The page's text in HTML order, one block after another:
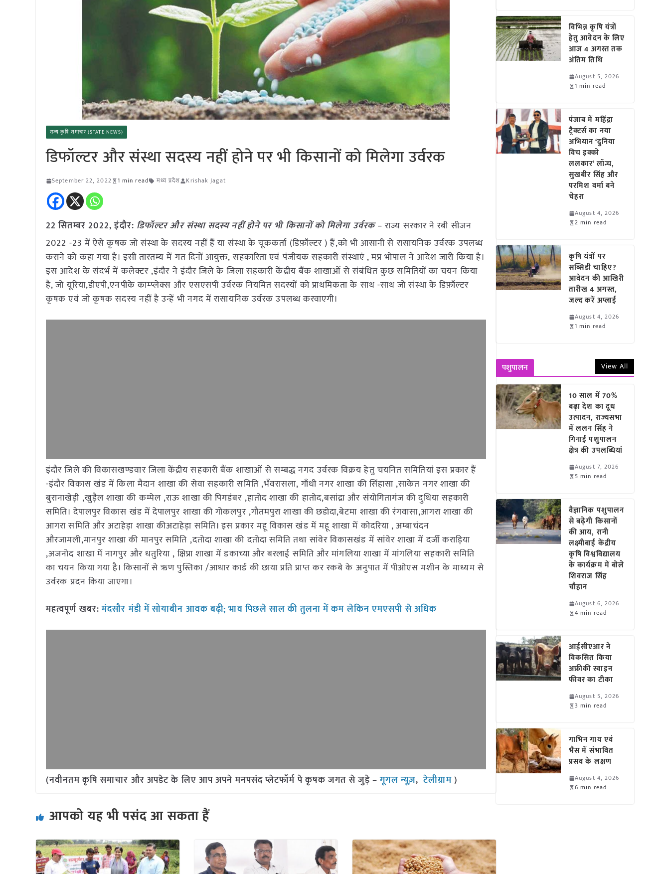
राज्य कृषि समाचार (STATE NEWS)
डिफॉल्टर और संस्था सदस्य नहीं होने पर भी किसानों को मिलेगा उर्वरक
September 22, 2022 1 min read मध्य प्रदेश Krishak Jagat
22 सितम्बर 2022, इंदौर: डिफॉल्टर और संस्था सदस्य नहीं होने पर भी किसानों को मिलेगा उर्वरक– राज्य सरकार ने रबी सीजन
2022 -23 में ऐसे कृषक जो संस्था के सदस्य नहीं हैं या संस्था के चूककर्ता (डिफ़ॉल्टर ) हैं,को भी आसानी से रासायनिक उर्वरक उपलब्ध
कराने को कहा गया है। इसी तारतम्य में गत दिनों आयुक्त, सहकारिता एवं पंजीयक सहकारी संस्थाएं , मप्र भोपाल ने आदेश जारी किया है।
इस आदेश के संदर्भ में कलेक्टर ,इंदौर ने इंदौर जिले के जिला सहकारी केंद्रीय बैंक शाखाओं से संबंधित कुछ समितियों का चयन किया
है, जो यूरिया,डीएपी,एनपीके काम्प्लेक्स और एसएसपी उर्वरक नियमित सदस्यों को प्राथमिकता के साथ -साथ जो संस्था के डिफ़ॉल्टर
कृषक एवं जो कृषक सदस्य नहीं है उन्हें भी नगद में रासायनिक उर्वरक उपलब्ध करवाएगी।
इंदौर जिले की विकासखण्डवार जिला केंद्रीय सहकारी बैंक शाखाओं से सम्बद्ध नगद उर्वरक विक्रय हेतु चयनित समितियां इस प्रकार हैं
-इंदौर विकास खंड में किला मैदान शाखा की सेवा सहकारी समिति ,भँवरासला, गाँधी नगर शाखा की सिंहासा ,साकेत नगर शाखा की
बुरानाखेड़ी ,खुड़ैल शाखा की कम्पेल ,राऊ शाखा की पिगडंबर ,हातोद शाखा की हातोद,बसांद्रा और संयोगितागंज की दुधिया सहकारी
समिति। देपालपुर विकास खंड में देपालपुर शाखा की गोकलपुर ,गौतमपुरा शाखा की छडोदा,बेटमा शाखा की रंगवासा,आगरा शाखा की
आगरा समिति और अटाहेड़ा शाखा कीअटाहेड़ा समिति। इस प्रकार महू विकास खंड में महू शाखा में कोदरिया , अम्बाचंदन
औरजामली,मानपुर शाखा की मानपुर समिति ,दतोदा शाखा की दतोदा समिति तथा सांवेर विकासखंड में सांवेर शाखा में दर्जी कराड़िया
,अजनोद शाखा में नागपुर और धतुरिया , क्षिप्रा शाखा में डकाच्या और बरलाई समिति और मांगलिया शाखा में मांगलिया सहकारी समिति
का चयन किया गया है। किसानों से ऋण पुस्तिका /आधार कार्ड की छाया प्रति प्राप्त कर रकबे के अनुपात में पीओएस मशीन के माध्यम से
उर्वरक प्रदन किया जाएगा।
महत्वपूर्ण खबर:मंदसौर मंडी में सोयाबीन आवक बढ़ी; भाव पिछले साल की तुलना में कम लेकिन एमएसपी से अधिक
(नवीनतम कृषि समाचार और अपडेट के लिए आप अपने मनपसंद प्लेटफॉर्म पे कृषक जगत से जुड़े –गूगल न्यूज़,टेलीग्राम)
आपको यह भी पसंद आ सकता हैं
विभिन्न कृषि यंत्रों
हेतु आवेदन के लिए
आज 4 अगस्त तक
अंतिम तिथि
August 5, 2026
1 min read
पंजाब में महिंद्रा
ट्रैक्टर्स का नया
अभियान ‘दुनिया
विच इक्को
ललकार’ लॉन्च,
सुखबीर सिंह और
परमिश वर्मा बने
चेहरा
August 4, 2026
2 min read
कृषि यंत्रों पर
सब्सिडी चाहिए?
आवेदन की आखिरी
तारीख 4 अगस्त,
जल्द करें अप्लाई
August 4, 2026
1 min read
पशुपालन View All
10 साल में 70%
बढ़ा देश का दूध
उत्पादन, राज्यसभा
में ललन सिंह ने
गिनाईं पशुपालन
क्षेत्र की उपलब्धियां
August 7, 2026
5 min read
वैज्ञानिक पशुपालन
से बढ़ेगी किसानों
की आय, रानी
लक्ष्मीबाई केंद्रीय
कृषि विश्वविद्यालय
के कार्यक्रम में बोले
शिवराज सिंह
चौहान
August 6, 2026
4 min read
आईसीएआर ने
विकसित किया
अफ्रीकी स्वाइन
फीवर का टीका
August 5, 2026
3 min read
गाभिन गाय एवं
भैंस में संभावित
प्रसव के लक्षण
August 4, 2026
6 min read